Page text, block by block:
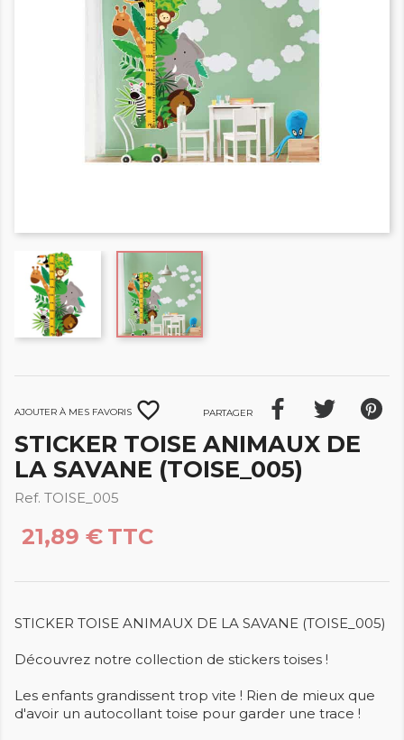
Ajouter à mes favoris favorite_border Partager
STICKER TOISE ANIMAUX DE
LA SAVANE (TOISE_005)
Ref. TOISE_005
21,89 € TTC
STICKER TOISE ANIMAUX DE LA SAVANE (TOISE_005)
Découvrez notre collection de stickers toises !
Les enfants grandissent trop vite ! Rien de mieux que
d'avoir un autocollant toise pour garder une trace !